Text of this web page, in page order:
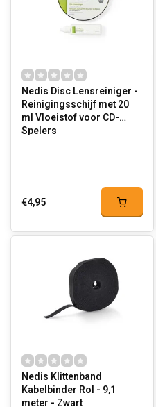
Nedis Disc Lensreiniger -
Reinigingsschijf met 20
ml Vloeistof voor CD-
Spelers
€4,95
Nedis Klittenband
Kabelbinder Rol - 9,1
meter - Zwart